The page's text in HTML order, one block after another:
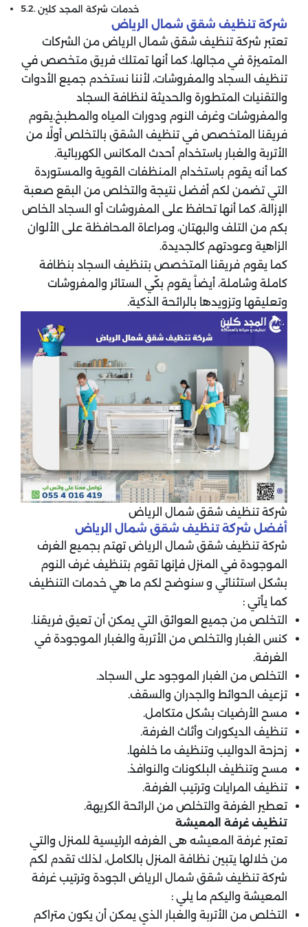
خدمات شركة المجد كلين
شركة تنظيف شقق شمال الرياض
تعتبر شركة تنظيف شقق شمال الرياض من الشركات
المتميزة في مجالها، كما أنها تمتلك فريق متخصص في
تنظيف السجاد والمفروشات، لأننا نستخدم جميع الأدوات
والتقنيات المتطورة والحديثة لنظافة السجاد
والمفروشات وغرف النوم ودورات المياه والمطبخ.يقوم
فريقنا المتخصص في تنظيف الشقق بالتخلص أولًا من
الأتربة والغبار باستخدام أحدث المكانس الكهربائية.
كما أنه يقوم باستخدام المنظفات القوية والمستوردة
التي تضمن لكم أفضل نتيجة والتخلص من البقع صعبة
الإزالة، كما أنها تحافظ على المفروشات أو السجاد الخاص
بكم من التلف والبهتان، ومراعاة المحافظة على الألوان
الزاهية وعودتهم كالجديدة.
كما يقوم فريقنا المتخصص بتنظيف السجاد بنظافة
كاملة وشاملة، أيضاً يقوم بكّي الستائر والمفروشات
وتعليقها وتزويدها بالرائحة الذكية.
شركة تنظيف شقق شمال الرياض
أفضل شركة تنظيف شقق شمال الرياض
شركة تنظيف شقق شمال الرياض تهتم بجميع الغرف
الموجودة في المنزل فإنها تقوم بتنظيف غرف النوم
بشكل استثنائي و سنوضح لكم ما هي خدمات التنظيف
كما يأتي :
التخلص من جميع العوائق التي يمكن أن تعيق فريقنا.
كنس الغبار والتخلص من الأتربة والغبار الموجودة في
الغرفة.
التخلص من الغبار الموجود على السجاد.
تزعيف الحوائط والجدران والسقف.
مسح الأرضيات بشكل متكامل.
تنظيف الديكورات وأثاث الغرفة.
زحزحة الدواليب وتنظيف ما خلفها.
مسح وتنظيف البلكونات والنوافذ.
تنظيف المرايات وترتيب الغرفة.
تعطير الغرفة والتخلص من الرائحة الكريهة.
تنظيف غرفة المعيشة
تعتبر غرفة المعيشه هى الغرفه الرئيسية للمنزل والتي
من خلالها يتبين نظافة المنزل بالكامل، لذلك تقدم لكم
شركة تنظيف شقق شمال الرياض الجودة وترتيب غرفة
المعيشة واليكم ما يلي :
التخلص من الأتربة والغبار الذي يمكن أن يكون متراكم